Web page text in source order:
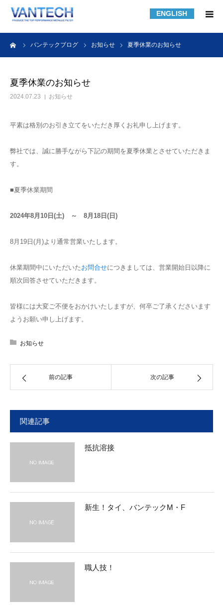
ENGLISH
バンテックブログ お知らせ 夏季休業のお知らせ
夏季休業のお知らせ
2024.07.23 お知らせ
平素は格別のお引き立てをいただき厚くお礼申し上げます。
弊社では、誠に勝手ながら下記の期間を夏季休業とさせていただきま
す。
■夏季休業期間
2024年8月10日(土) ～ 8月18日(日)
8月19日(月)より通常営業いたします。
休業期間中にいただいたお問合せにつきましては、営業開始日以降に
順次回答させていただきます。
皆様には大変ご不便をおかけいたしますが、何卒ご了承くださいます
ようお願い申し上げます。
お知らせ
前の記事 次の記事
関連記事
抵抗溶接
新生！タイ、バンテックM・F
職人技！
HOME
フィルターの知識
フィルターの製作事例
課題解決事例
採用情報
お問い合わせ